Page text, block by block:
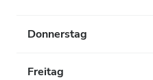
Donnerstag
Freitag